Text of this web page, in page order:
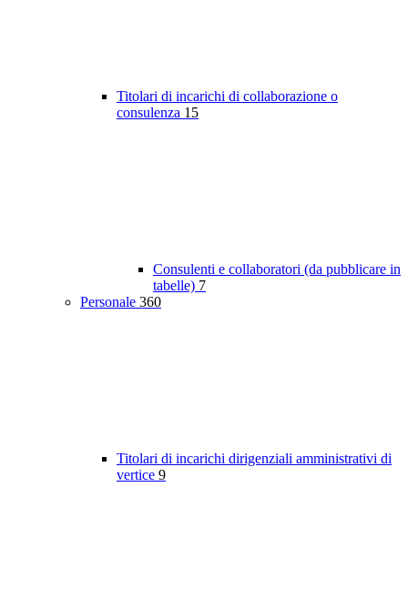
Titolari di incarichi di collaborazione o
consulenza 15
Consulenti e collaboratori (da pubblicare in
tabelle) 7
Personale 360
Titolari di incarichi dirigenziali amministrativi di
vertice 9